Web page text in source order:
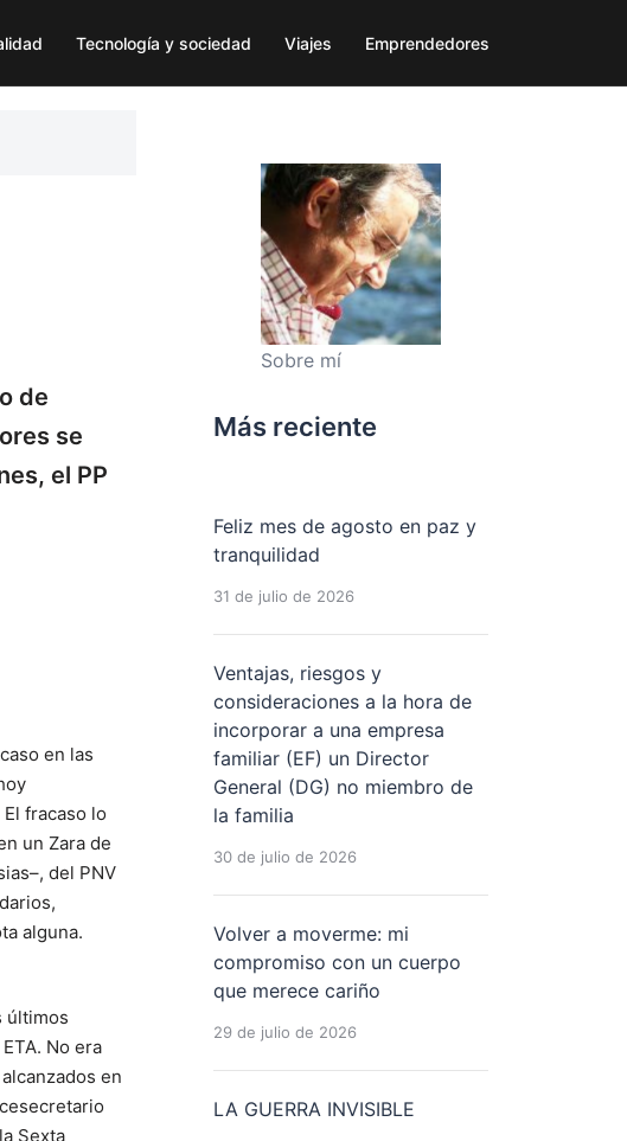
Tecnología y sociedad Viajes Emprendedores
de
se
el PP
en las
fracaso lo
un Zara de
del PNV
alguna.
últimos
No era
en
Sexta
Sobre mí
Más reciente
Feliz mes de agosto en paz y
tranquilidad
31 de julio de 2026
Ventajas, riesgos y
consideraciones a la hora de
incorporar a una empresa
familiar (EF) un Director
General (DG) no miembro de
la familia
30 de julio de 2026
Volver a moverme: mi
compromiso con un cuerpo
que merece cariño
29 de julio de 2026
LA GUERRA INVISIBLE